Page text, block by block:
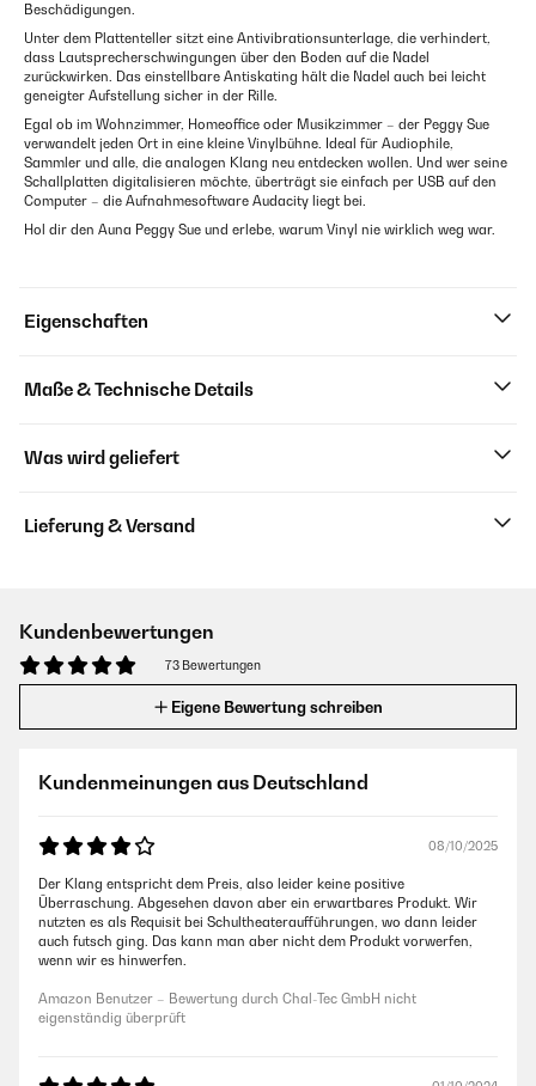
Beschädigungen.
Unter dem Plattenteller sitzt eine Antivibrationsunterlage, die verhindert,
dass Lautsprecherschwingungen über den Boden auf die Nadel
zurückwirken. Das einstellbare Antiskating hält die Nadel auch bei leicht
geneigter Aufstellung sicher in der Rille.
Egal ob im Wohnzimmer, Homeoffice oder Musikzimmer – der Peggy Sue
verwandelt jeden Ort in eine kleine Vinylbühne. Ideal für Audiophile,
Sammler und alle, die analogen Klang neu entdecken wollen. Und wer seine
Schallplatten digitalisieren möchte, überträgt sie einfach per USB auf den
Computer – die Aufnahmesoftware Audacity liegt bei.
Hol dir den Auna Peggy Sue und erlebe, warum Vinyl nie wirklich weg war.
Eigenschaften
Maße & Technische Details
Was wird geliefert
Lieferung & Versand
Kundenbewertungen
73 Bewertungen
Eigene Bewertung schreiben
Kundenmeinungen aus Deutschland
08/10/2025
Der Klang entspricht dem Preis, also leider keine positive
Überraschung. Abgesehen davon aber ein erwartbares Produkt. Wir
nutzten es als Requisit bei Schultheateraufführungen, wo dann leider
auch futsch ging. Das kann man aber nicht dem Produkt vorwerfen,
wenn wir es hinwerfen.
Amazon Benutzer – Bewertung durch Chal-Tec GmbH nicht
eigenständig überprüft